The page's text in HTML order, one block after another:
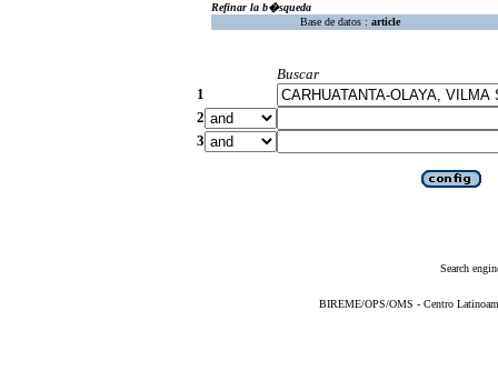
Refinar la b�squeda
Base de datos : article
Buscar
1
2
3
Search
BIREME/OPS/OMS - Centro